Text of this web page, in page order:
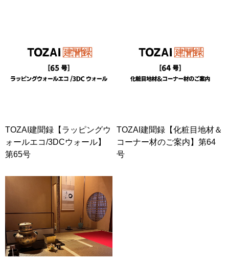
TOZAI建聞録【ラッピングウ
ォールエコ/3DCウォール】
第65号
TOZAI建聞録【化粧目地材＆
コーナー材のご案内】第64
号